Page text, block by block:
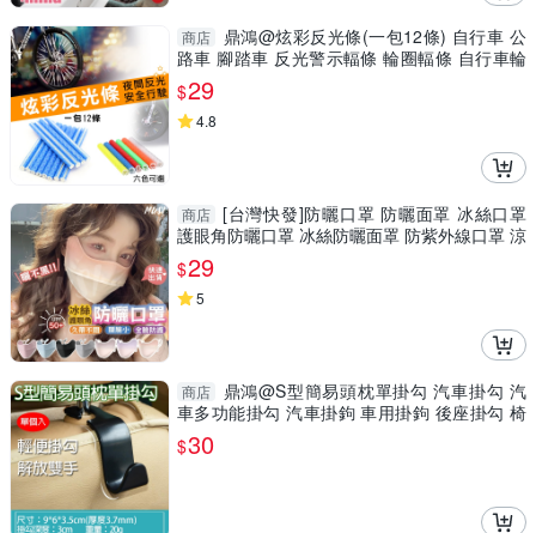
商店
鼎鴻@炫彩反光條(一包12條) 自行車 公
路車 腳踏車 反光警示輻條 輪圈輻條 自行車輪
胎鋼絲卡條
$29
4.8
商店 [台灣快發]防曬口罩 防曬面罩 冰絲口罩
護眼角防曬口罩 冰絲防曬面罩 防紫外線口罩 涼
感口罩
$29
5
商店
鼎鴻@S型簡易頭枕單掛勾 汽車掛勾 汽
車多功能掛勾 汽車掛鉤 車用掛鉤 後座掛勾 椅
背掛鉤
$30